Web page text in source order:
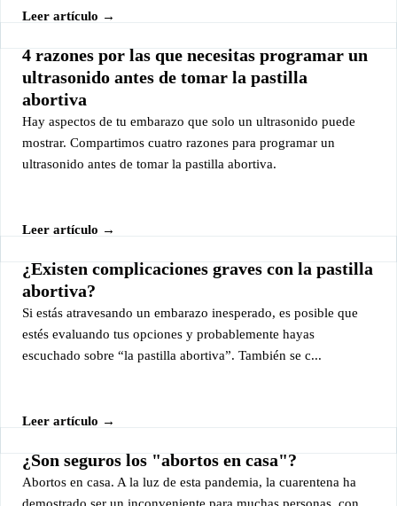
Leer artículo →
4 razones por las que necesitas programar un
ultrasonido antes de tomar la pastilla
abortiva
Hay aspectos de tu embarazo que solo un ultrasonido puede
mostrar. Compartimos cuatro razones para programar un
ultrasonido antes de tomar la pastilla abortiva.
Leer artículo →
¿Existen complicaciones graves con la pastilla
abortiva?
Si estás atravesando un embarazo inesperado, es posible que
estés evaluando tus opciones y probablemente hayas
escuchado sobre “la pastilla abortiva”. También se c...
Leer artículo →
¿Son seguros los "abortos en casa"?
Abortos en casa. A la luz de esta pandemia, la cuarentena ha